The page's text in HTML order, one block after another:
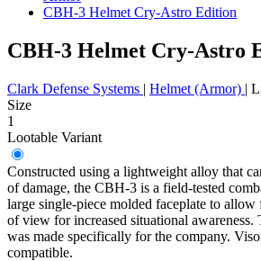
CBH-3 Helmet Cry-Astro Edition
CBH-3 Helmet Cry-Astro
Clark Defense Systems | Helmet (Armor) |
Size
1
Lootable Variant
Constructed using a lightweight alloy that
of damage, the CBH-3 is a field-tested
large single-piece molded faceplate to
of view for increased situational
was made specifically for the company.
compatible.